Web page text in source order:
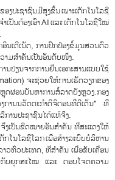
ງປະຊາຊົນມີສູງຂຶ້ນ ເພາະເຕັກໂນໂລຊີ
ເປັນຕ້ອງເອົາ AI ແລະ ເຕັກໂນໂລຊີໃໝ່
ນເຕີເນັດ, ການປົກປ້ອງຂໍ້ມູນສ່ວນຕົວ
າມສຳຄັນເປັນອັນດັບໜຶ່ງ.
ປ່ຽນຈາກການຍື່ນເອກະສານແບບໃຊ້
ຈະຊ່ວຍໃຫ້ການເຮັດວຽກຂອງ
ອນບັນຫາການສໍ້ລາດບັງຫຼວງ.ກອງ
ການນວັດຕະກຳດິຈິຕອນທີ່ດີເດັ່ນ" ທີ່
ການປະຊາຊົນໄດ້ແທ້ຈິງ.
ງເປັນຂີດໝາຍອັນສຳຄັນ ທີ່ສະແດງໃຫ້
ກໂນໂລຊີໂລກ ເພື່ອສ້າງລະບົບບໍລິຫານ
ວທົ່ວປະເທດ, ທີ່ສຳຄັນ ເພື່ອຂັບເຄື່ອນ
ກັບຍຸກສະໄໝ ແລະ ຕອບໂຈດຄວາມ